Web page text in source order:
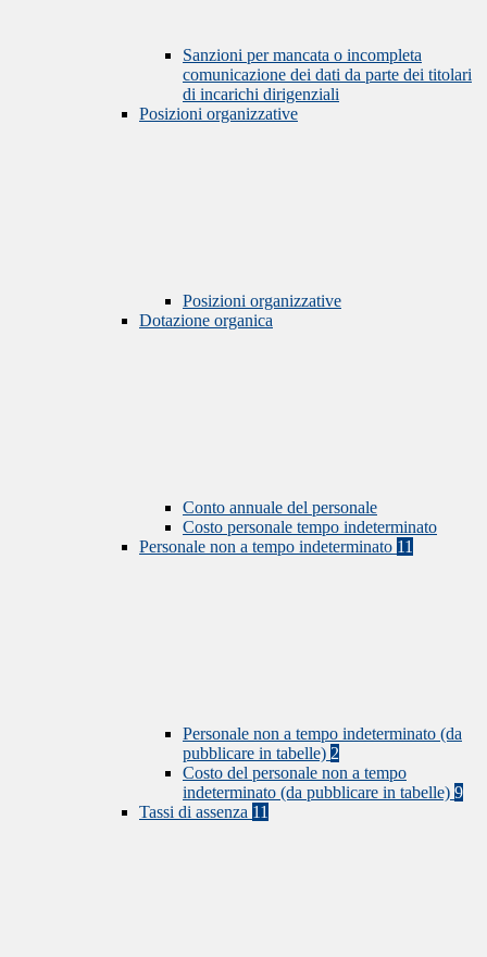
Sanzioni per mancata o incompleta
comunicazione dei dati da parte dei titolari
di incarichi dirigenziali
Posizioni organizzative
Posizioni organizzative
Dotazione organica
Conto annuale del personale
Costo personale tempo indeterminato
Personale non a tempo indeterminato 11
Personale non a tempo indeterminato (da
pubblicare in tabelle) 2
Costo del personale non a tempo
indeterminato (da pubblicare in tabelle) 9
Tassi di assenza 11